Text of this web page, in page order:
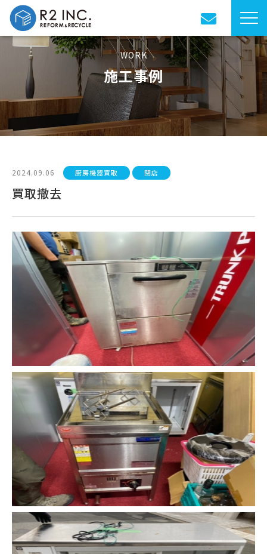
WORK
施工事例
2024.09.06 厨房機器買取 閉店
買取撤去